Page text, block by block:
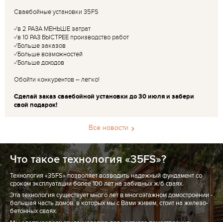
Сваебойные установки 35FS
✓в 2 РАЗА МЕНЬШЕ затрат
✓в 10 РАЗ БЫСТРЕЕ производство работ
✓Больше заказов
✓Больше возможностей
✓Больше доходов
Обойти конкурентов – легко!
Сделай заказ сваебойной установки до 30 июля и забери
свой подарок!
Все новости
Что такое технология «35FS»?
Технология «35FS» позволяет возводить надежный фундамент со
сроком эксплуатации более 100 лет на забивных ж/б сваях.
Эта технология существует много лет в многоэтажном домостроении -
большая часть домов, в которых мы с Вами живем, стоит на железо-
бетонных сваях.